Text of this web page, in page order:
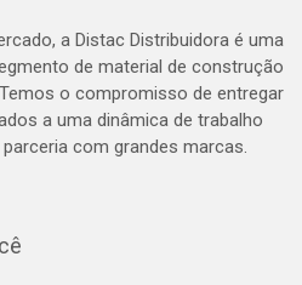
a Distac Distribuidora é uma
de material de construção
o compromisso de entregar
a uma dinâmica de trabalho
com grandes marcas.